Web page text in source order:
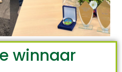
winnaar